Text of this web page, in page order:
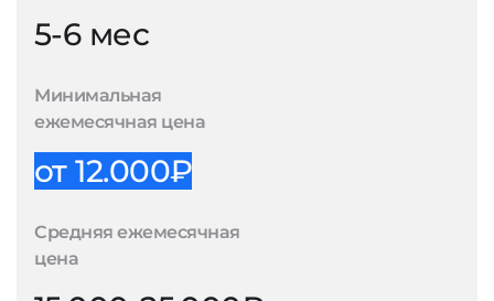
5-6 мес
Минимальная
ежемесячная цена
от 12.000₽
Средняя ежемесячная
цена